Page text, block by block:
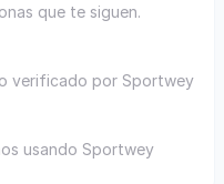
que te siguen.
verificado por Sportwey
usando Sportwey